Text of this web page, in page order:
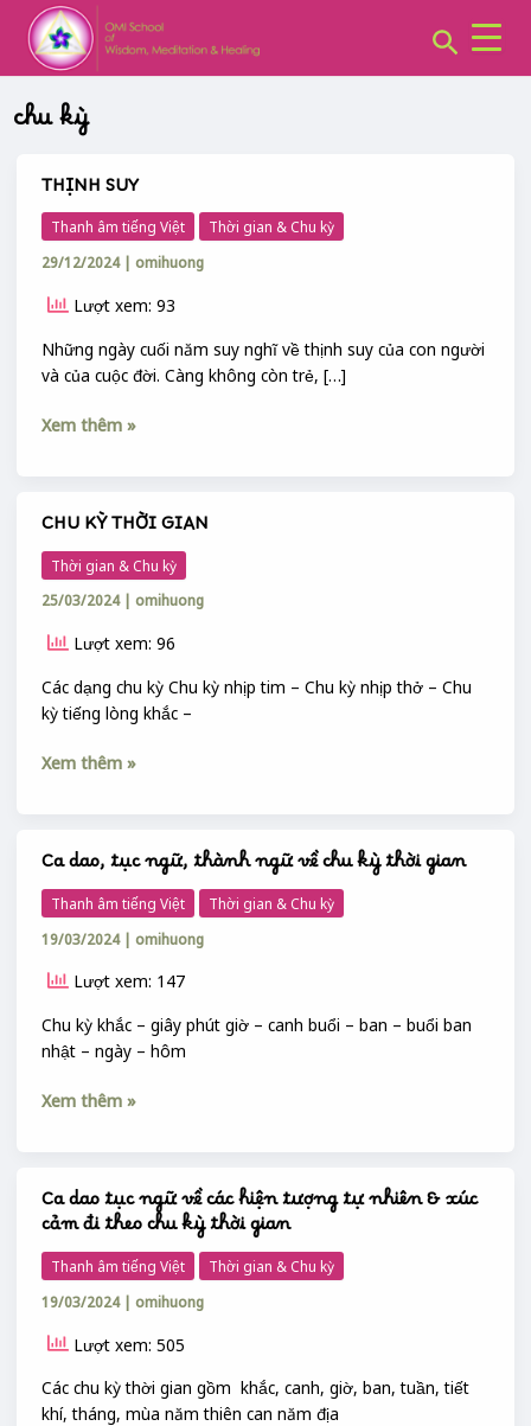
content
Search
chu kỳ
THỊNH SUY
Thanh âm tiếng Việt
Thời gian & Chu kỳ
29/12/2024 | omihuong
Lượt xem: 93
Những ngày cuối năm suy nghĩ về thịnh suy của con người
và của cuộc đời. Càng không còn trẻ, […]
THỊNH
SUY
Xem thêm »
CHU KỲ THỜI GIAN
Thời gian & Chu kỳ
25/03/2024 | omihuong
Lượt xem: 96
Các dạng chu kỳ Chu kỳ nhịp tim – Chu kỳ nhịp thở – Chu
kỳ tiếng lòng khắc –
CHU
KỲ
THỜI
GIAN
Xem thêm »
Ca dao, tục ngữ, thành ngữ về chu kỳ thời gian
Thanh âm tiếng Việt
Thời gian & Chu kỳ
19/03/2024 | omihuong
Lượt xem: 147
Chu kỳ khắc – giây phút giờ – canh buổi – ban – buổi ban
nhật – ngày – hôm
Ca
dao,
tục
ngữ,
thành
ngữ
về
chu
thời
Xem thêm »
Ca dao tục ngữ về các hiện tượng tự nhiên & xúc
cảm đi theo chu kỳ thời gian
Thanh âm tiếng Việt
Thời gian & Chu kỳ
19/03/2024 | omihuong
Lượt xem: 505
Các chu kỳ thời gian gồm khắc, canh, giờ, ban, tuần, tiết
khí, tháng, mùa năm thiên can năm địa
Ca
dao
tục
ngữ
về
các
tượng
tự
CHUYÊN
MỤC: